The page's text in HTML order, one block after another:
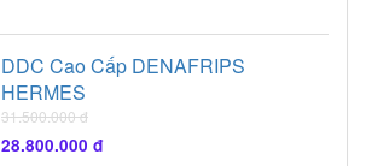
DDC Cao Cấp DENAFRIPS
HERMES
31.500.000 đ
28.800.000 đ